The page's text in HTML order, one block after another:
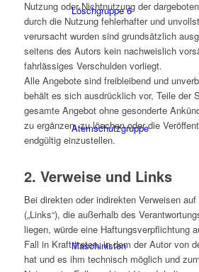
Löschgruppe 6
Atemschutzgruppe
Maschinisten
Nutzung oder Nichtnutzung der
durch die Nutzung fehlerhafter und
verursacht wurden sind grundsätzlich
seitens des Autors kein nachweislich
fahrlässiges Verschulden vorliegt.
Alle Angebote sind freibleibend und
behält es sich ausdrücklich vor, Teile der
gesamte Angebot ohne gesonderte
zu ergänzen, zu löschen oder die
endgültig einzustellen.
2. Verweise und Links
Bei direkten oder indirekten Verweisen
(„Links“), die außerhalb des
liegen, würde eine Haftungsverpflichtung
Fall in Kraft treten, in dem der Autor von
hat und es ihm technisch möglich und